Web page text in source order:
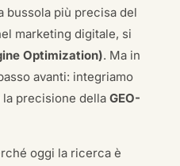
bussola più precisa del
marketing digitale, si
Optimization). Ma in
avanti: integriamo
la precisione della GEO-
oggi la ricerca è